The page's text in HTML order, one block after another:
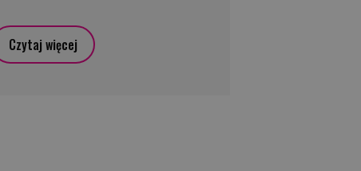
Czytaj więcej